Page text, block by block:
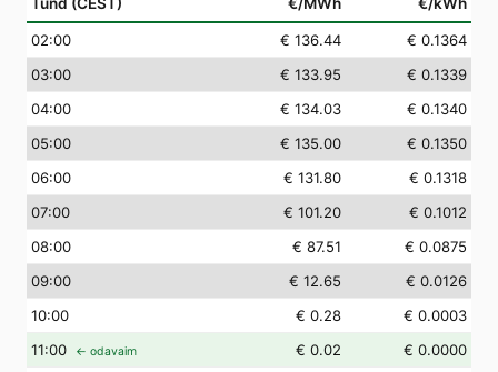
02:00 € 136.44
€ 0.1364
03:00 € 133.95
€ 0.1339
04:00 € 134.03
€ 0.1340
05:00 € 135.00
€ 0.1350
06:00 € 131.80
€ 0.1318
07:00 € 101.20
€ 0.1012
08:00 € 87.51
€ 0.0875
09:00 € 12.65
€ 0.0126
10:00 € 0.28
€ 0.0003
11:00 ← odavaim € 0.02
€ 0.0000